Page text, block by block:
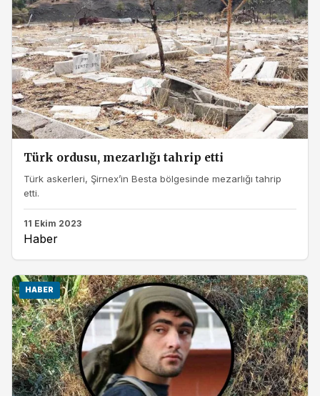
Türk ordusu, mezarlığı tahrip etti
Türk askerleri, Şirnex’in Besta bölgesinde mezarlığı tahrip
etti.
11 Ekim 2023
Haber
HABER